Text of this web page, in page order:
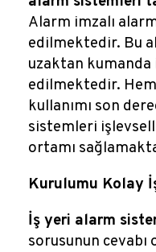
Alarm imzalı
edilmektedir. Bu
uzaktan kumanda
edilmektedir.
kullanımı son
sistemleri
ortamı
Kurulumu Kolay
İş yeri alarm
sorusunun